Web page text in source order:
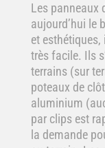
Les panneaux
aujourd’hui le
et
très facile. Ils
terrains (sur
poteaux de
aluminium
par clips est
la demande